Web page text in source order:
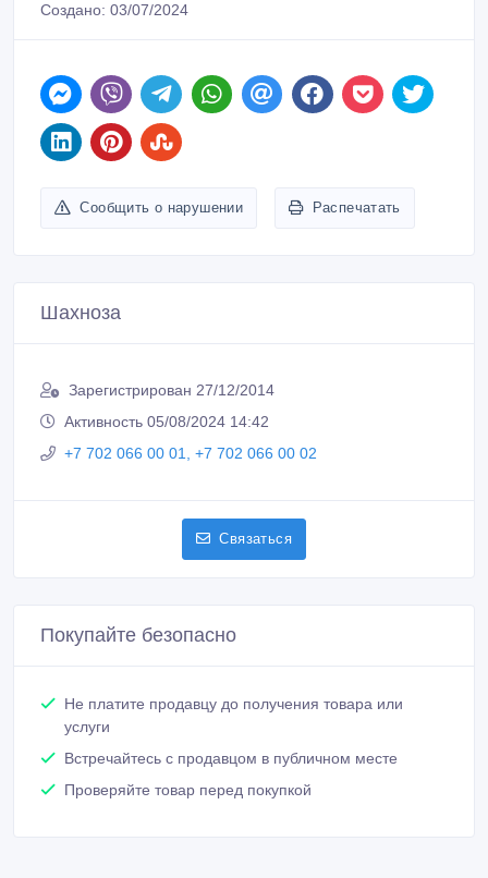
Создано: 03/07/2024
Сообщить о нарушении Распечатать
Шахноза
Зарегистрирован 27/12/2014
Активность 05/08/2024 14:42
+7 702 066 00 01, +7 702 066 00 02
Связаться
Покупайте безопасно
Не платите продавцу до получения товара или
услуги
Встречайтесь с продавцом в публичном месте
Проверяйте товар перед покупкой